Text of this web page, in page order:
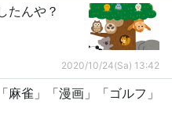
たんや？
2020/10/24(Sa) 13:42
雀」「漫画」「ゴルフ」